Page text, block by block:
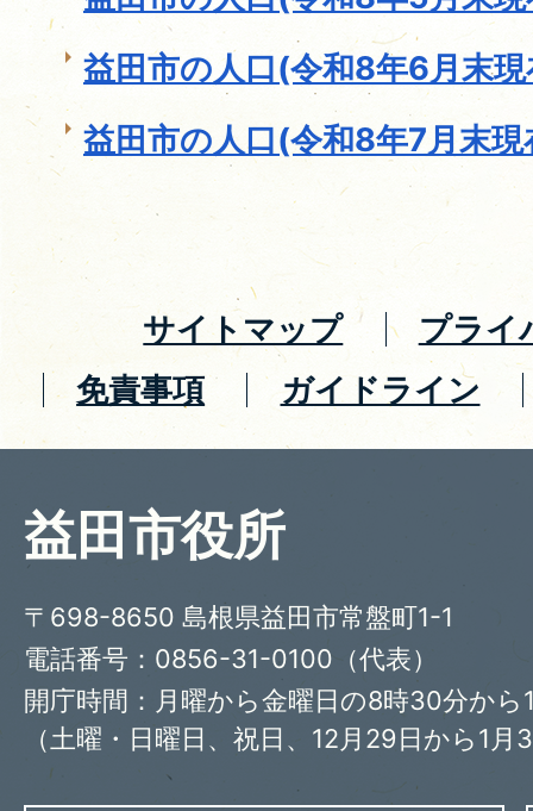
益田市の人口(令和8年6月末
益田市の人口(令和8年7月末現
サイトマップ
プライ
免責事項
ガイドライン
益田市役所
〒698-8650 島根県益田市常盤町1-1
電話番号：0856-31-0100（代表）
開庁時間：月曜から金曜日の8時30分から
（土曜・日曜日、祝日、12月29日から1月